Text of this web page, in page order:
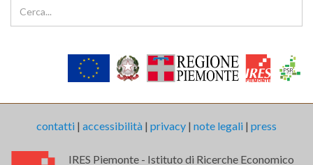
contatti | accessibilità | privacy | note legali | press
IRES Piemonte - Istituto di Ricerche Economico